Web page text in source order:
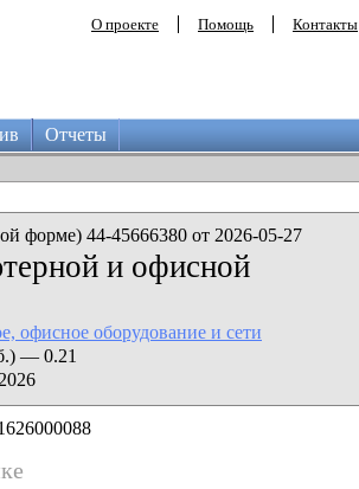
О проекте Помощь Контакты
Отчеты
форме) 44-45666380 от 2026-05-27
и офисной
офисное оборудование и сети
— 0.21